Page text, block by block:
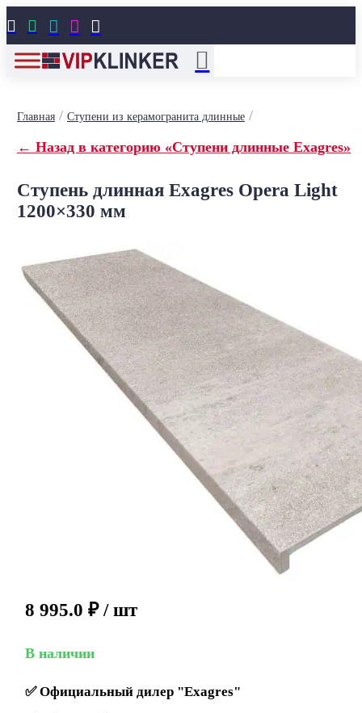
    
Главная/ Ступени из керамогранита длинные/
← Назад в категорию «Ступени длинные Exagres»
Ступень длинная Exagres Opera Light
1200×330 мм
8 995.0 ₽ / шт
В наличии
✅Официальный дилер "Exagres"